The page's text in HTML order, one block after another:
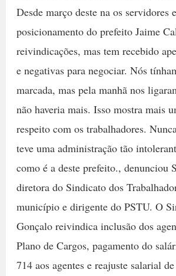
Desde março deste na os servidores
posicionamento do prefeito Jaime
reivindicações, mas tem recebido
e negativas para negociar. Nós
marcada, mas pela manhã nos
não haveria mais. Isso mostra mais
respeito com os trabalhadores.
teve uma administração tão
como é a deste prefeito., denunciou
diretora do Sindicato dos
município e dirigente do PSTU. O
Gonçalo reivindica inclusão dos
Plano de Cargos, pagamento do
714 aos agentes e reajuste salarial